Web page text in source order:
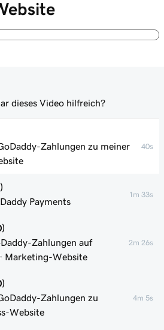
Zahlungen zu meiner
40s
Payments
1m 33s
Zahlungen auf
Marketing-Website
2m 26s
Zahlungen zu
Website
4m 5s
dieses Video hilfreich?